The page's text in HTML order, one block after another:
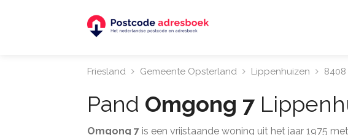
Friesland Gemeente Opsterland Lippenhuizen 8408
Pand Omgong 7
Omgong 7 is een vrijstaande woning uit het jaar 1975